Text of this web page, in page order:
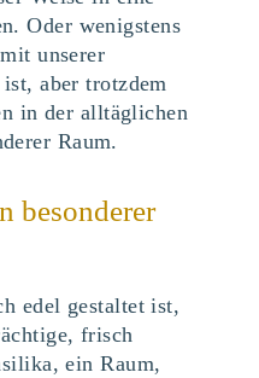
Oder wenigstens
unserer
aber trotzdem
in der alltäglichen
Raum.
besonderer
edel gestaltet ist,
frisch
ein Raum,